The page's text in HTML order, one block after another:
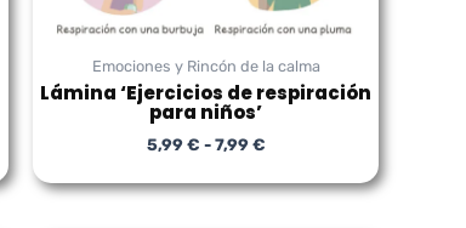
Emociones y Rincón de la calma
Lámina ‘Ejercicios de respiración
para niños’
5,99€ - 7,99€